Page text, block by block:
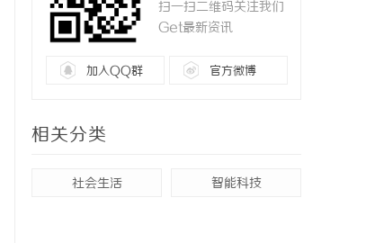
扫一扫二维码关注我们
Get最新资讯
加入QQ群 官方微博
相关分类
社会生活 智能科技